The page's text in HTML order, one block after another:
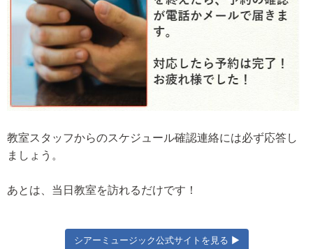
教室スタッフからのスケジュール確認連絡には必ず応答し
ましょう。
あとは、当日教室を訪れるだけです！
シアーミュージック公式サイトを見る ▶